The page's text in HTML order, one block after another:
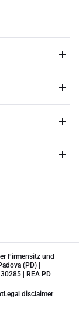
Firmensitz und
(PD) |
| REA PD
Legal disclaimer